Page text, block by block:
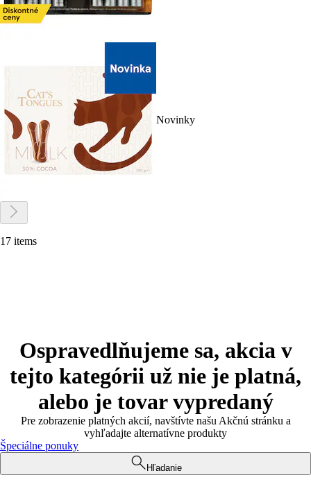
Novinky
17 items
Ospravedlňujeme sa, akcia v
tejto kategórii už nie je platná,
alebo je tovar vypredaný
Pre zobrazenie platných akcií, navštívte našu Akčnú stránku a
vyhľadajte alternatívne produkty
Špeciálne ponuky
Hľadanie